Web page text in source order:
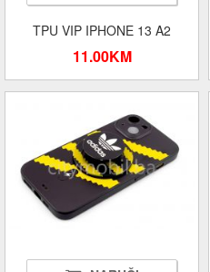
TPU VIP IPHONE 13 A2
11.00KM